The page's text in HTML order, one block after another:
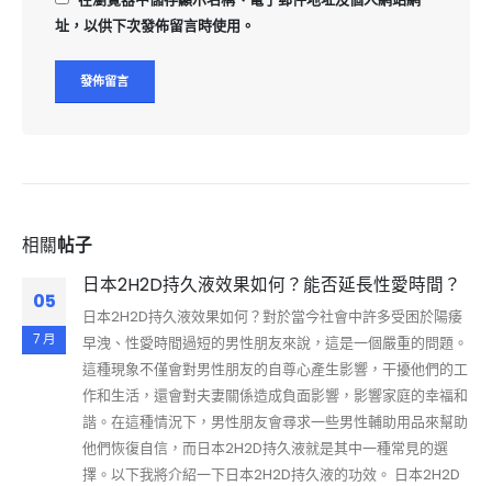
址，以供下次發佈留言時使用。
相關帖子
05
7 月
日本2H2D持久液效果如何？能否延長性愛時間？
日本2H2D持久液效果如何？對於當今社會中許多受困於陽痿
早洩、性愛時間過短的男性朋友來說，這是一個嚴重的問題。
這種現象不僅會對男性朋友的自尊心產生影響，干擾他們的工
作和生活，還會對夫妻關係造成負面影響，影響家庭的幸福和
諧。在這種情況下，男性朋友會尋求一些男性輔助用品來幫助
他們恢復自信，而日本2H2D持久液就是其中一種常見的選
擇。以下我將介紹一下日本2H2D持久液的功效。 日本2H2D